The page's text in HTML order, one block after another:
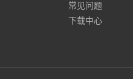
常见问题
下载中心